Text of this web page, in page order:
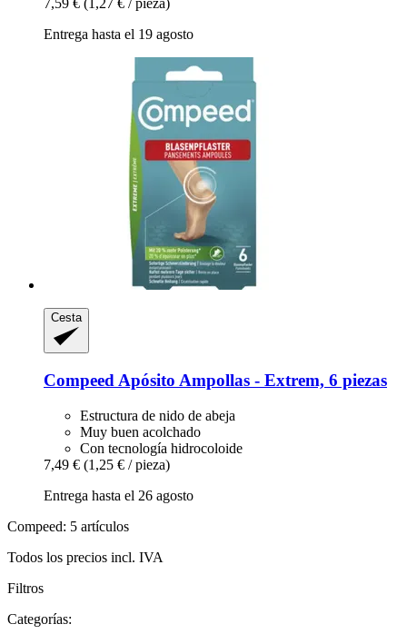
Entrega hasta el 19 agosto
Cesta
Compeed Apósito Ampollas -​ Extrem, 6 piezas
Estructura de nido de abeja
Muy buen acolchado
Con tecnología hidrocoloide
7,49 € (1,25 € / pieza)
Entrega hasta el 26 agosto
Compeed: 5 artículos
Todos los precios incl. IVA
Filtros
Categorías: